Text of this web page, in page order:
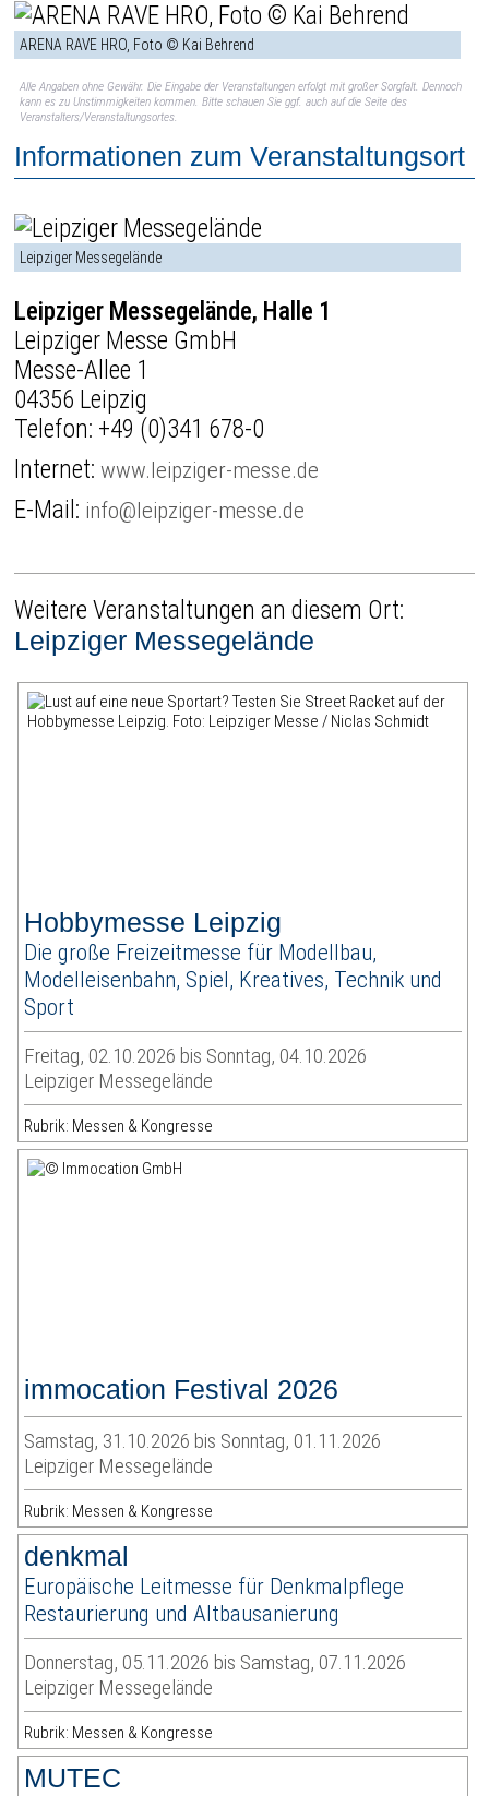
ARENA RAVE HRO, Foto © Kai Behrend
Alle Angaben ohne Gewähr. Die Eingabe der Veranstaltungen erfolgt mit großer Sorgfalt. Dennoch
kann es zu Unstimmigkeiten kommen. Bitte schauen Sie ggf. auch auf die Seite des
Veranstalters/Veranstaltungsortes.
Informationen zum Veranstaltungsort
Leipziger Messegelände
Leipziger Messegelände, Halle 1
Leipziger Messe GmbH
Messe-Allee 1
04356 Leipzig
Telefon: +49 (0)341 678-0
Internet:www.leipziger-messe.de
E-Mail: info@leipziger-messe.de
Weitere Veranstaltungen an diesem Ort:
Leipziger Messegelände
Hobbymesse Leipzig
Die große Freizeitmesse für Modellbau,
Modelleisenbahn, Spiel, Kreatives, Technik und
Sport
Freitag, 02.10.2026 bis Sonntag, 04.10.2026
Leipziger Messegelände
Rubrik: Messen & Kongresse
immocation Festival 2026
Samstag, 31.10.2026 bis Sonntag, 01.11.2026
Leipziger Messegelände
Rubrik: Messen & Kongresse
denkmal
Europäische Leitmesse für Denkmalpflege
Restaurierung und Altbausanierung
Donnerstag, 05.11.2026 bis Samstag, 07.11.2026
Leipziger Messegelände
Rubrik: Messen & Kongresse
MUTEC